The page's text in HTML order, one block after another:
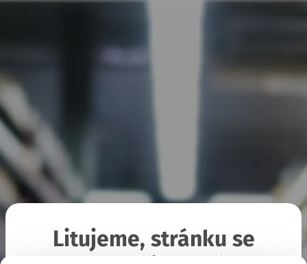
Litujeme, stránku se